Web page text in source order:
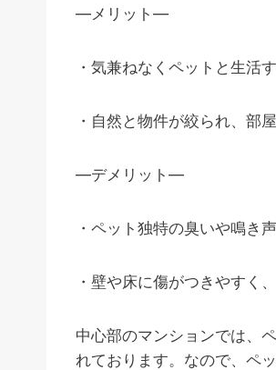
―メリット―
・気兼ねなくペットと生活
・自然と物件が絞られ、部
―デメリット―
・ペット独特の臭いや鳴き
・壁や床に傷がつきやすく
中心部のマンションでは、
れております。なので、ペ